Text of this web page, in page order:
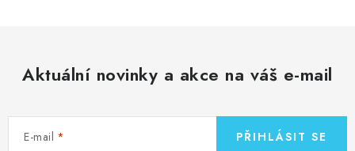
Aktuální novinky a akce na váš e-mail
E-mail PŘIHLÁSIT SE